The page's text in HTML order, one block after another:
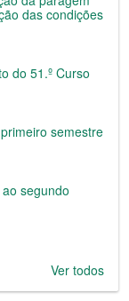
das condições
do 51.º Curso
semestre
segundo
Ver todos